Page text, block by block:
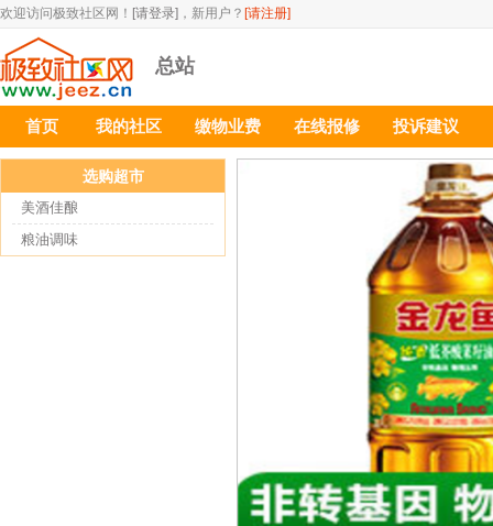
欢迎访问极致社区网！ [请登录] ，新用户？ [请注册]
总站
首页 我的社区 缴物业费 在线报修 投诉建议
选购超市
美酒佳酿
粮油调味